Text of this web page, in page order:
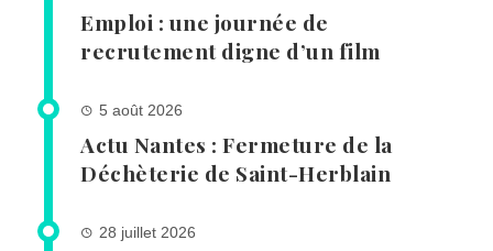
Emploi : une journée de
recrutement digne d’un film
5 août 2026
Actu Nantes : Fermeture de la
Déchèterie de Saint-Herblain
28 juillet 2026